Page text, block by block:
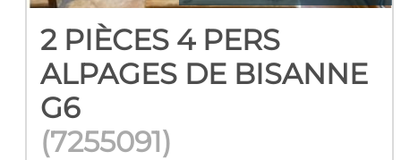
2 PIÈCES 4 PERS
ALPAGES DE BISANNE
G6
(7255091)